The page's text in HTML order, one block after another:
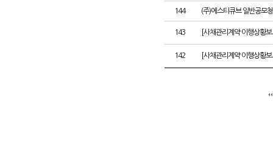
144 (주)에스티큐브 일반공모
143 [사채관리계약 이행상황
142 [사채관리계약 이행상황